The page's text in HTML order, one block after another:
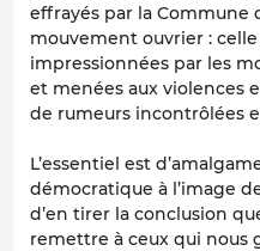
effrayés par la Commune
mouvement ouvrier :
impressionnées par les
et menées aux violences
de rumeurs incontrôlées
L’essentiel est
démocratique à l’image
d’en tirer la conclusion
remettre à ceux qui nous